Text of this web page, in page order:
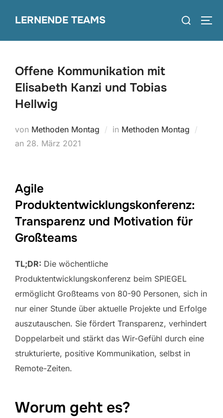
InhaltLERNENDE TEAMS
Suchen
Offene Kommunikation mit
Elisabeth Kanzi und Tobias
Hellwig
von Methoden Montag in Methoden Montag
an Veröffentlicht
28. März 2021
Agile
Produktentwicklungskonferenz:
Transparenz und Motivation für
Großteams
TL;DR: Die wöchentliche
Produktentwicklungskonferenz beim SPIEGEL
ermöglicht Großteams von 80-90 Personen, sich in
nur einer Stunde über aktuelle Projekte und Erfolge
auszutauschen. Sie fördert Transparenz, verhindert
Doppelarbeit und stärkt das Wir-Gefühl durch eine
strukturierte, positive Kommunikation, selbst in
Remote-Zeiten.
Worum geht es?